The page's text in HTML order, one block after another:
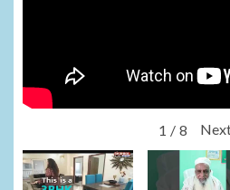
1 / 8